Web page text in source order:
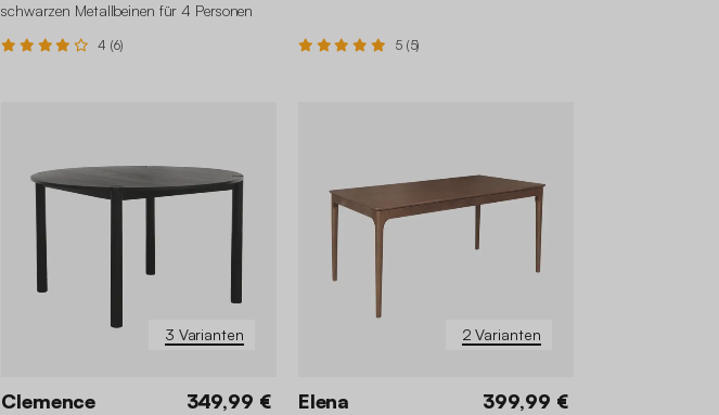
schwarzen Metallbeinen für 4 Personen
4 (6) 5 (5)
3 Varianten
Clemence 349,99 €
2 Varianten
Elena 399,99 €